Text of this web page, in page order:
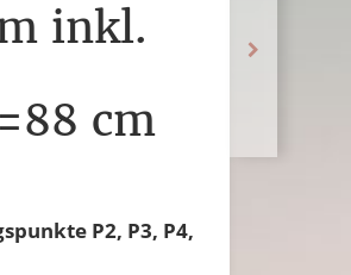
inkl.
cm
P2, P3, P4,